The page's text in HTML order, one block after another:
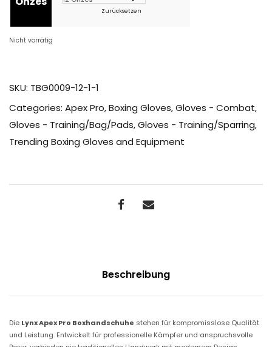
Zurücksetzen
Nicht vorrätig
SKU: TBG0009-12-1-1
Categories: Apex Pro,Boxing Gloves,Gloves - Combat,
Gloves - Training/Bag/Pads,Gloves - Training/Sparring,
Trending Boxing Gloves and Equipment
Beschreibung
Die Lynx Apex Pro Boxhandschuhe stehen für kompromisslose Qualität
und Leistung. Entwickelt für professionelle Kämpfer und anspruchsvolle